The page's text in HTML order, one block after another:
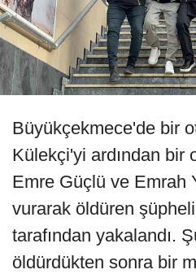
Büyükçekmece'de bir
Külekçi'yi ardından bir
Emre Güçlü ve Emrah
vurarak öldüren
tarafından yakalandı.
öldürdükten sonra bir